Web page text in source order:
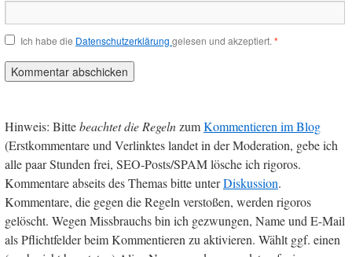
Ich habe die Datenschutzerklärung gelesen und akzeptiert. *
Hinweis: Bittebeachtet die RegelnzumKommentieren im Blog
(Erstkommentare und Verlinktes landet in der Moderation, gebe ich
alle paar Stunden frei, SEO-Posts/SPAM lösche ich rigoros.
Kommentare abseits des Themas bitte unterDiskussion.
Kommentare, die gegen die Regeln verstoßen, werden rigoros
gelöscht. Wegen Missbrauchs bin ich gezwungen, Name und E-Mail
als Pflichtfelder beim Kommentieren zu aktivieren. Wählt ggf. einen